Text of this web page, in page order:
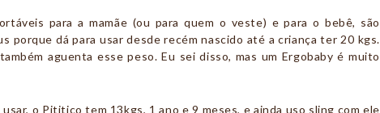
para a mamãe (ou para quem o veste) e para o bebê, são
porque dá para usar desde recém nascido até a criança ter 20 kgs.
também aguenta esse peso. Eu sei disso, mas um Ergobaby é muito
o Pititico tem 13kgs, 1 ano e 9 meses, e ainda uso sling com ele